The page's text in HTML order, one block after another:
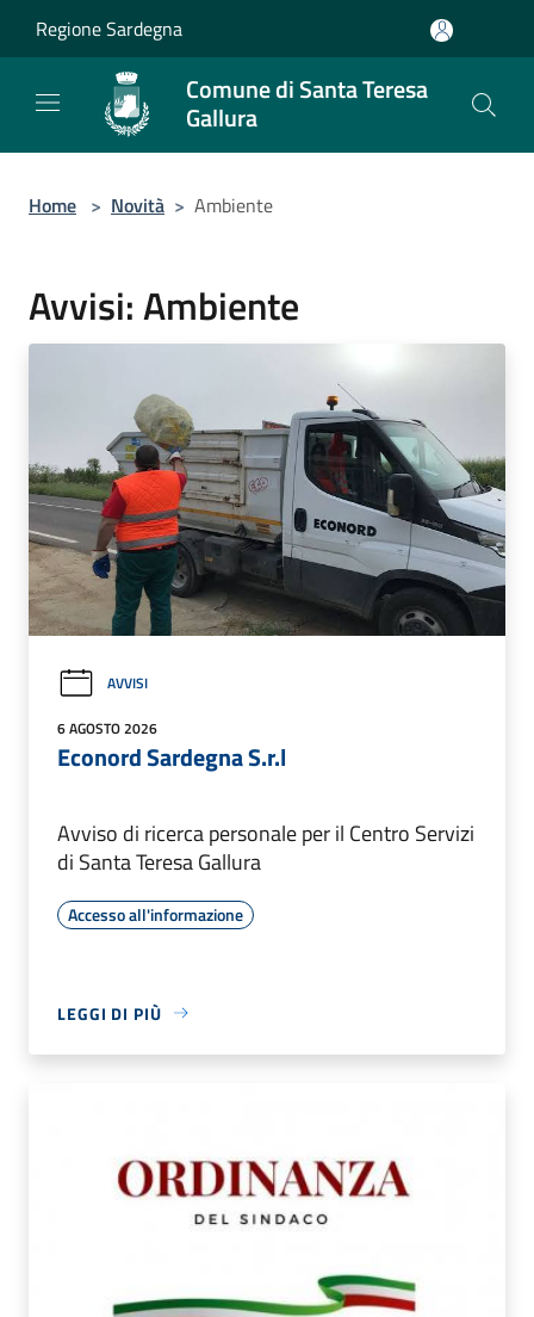
Regione Sardegna
Comune di Santa Teresa
Gallura
Home > Novità > Ambiente
Avvisi: Ambiente
AVVISI
6 AGOSTO 2026
Econord Sardegna S.r.l
Avviso di ricerca personale per il Centro Servizi
di Santa Teresa Gallura
Accesso all'informazione
LEGGI DI PIÙ